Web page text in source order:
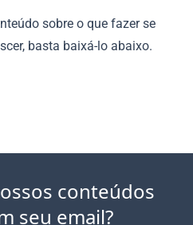
sobre o que fazer se
basta baixá-lo abaixo.
conteúdos
seu email?